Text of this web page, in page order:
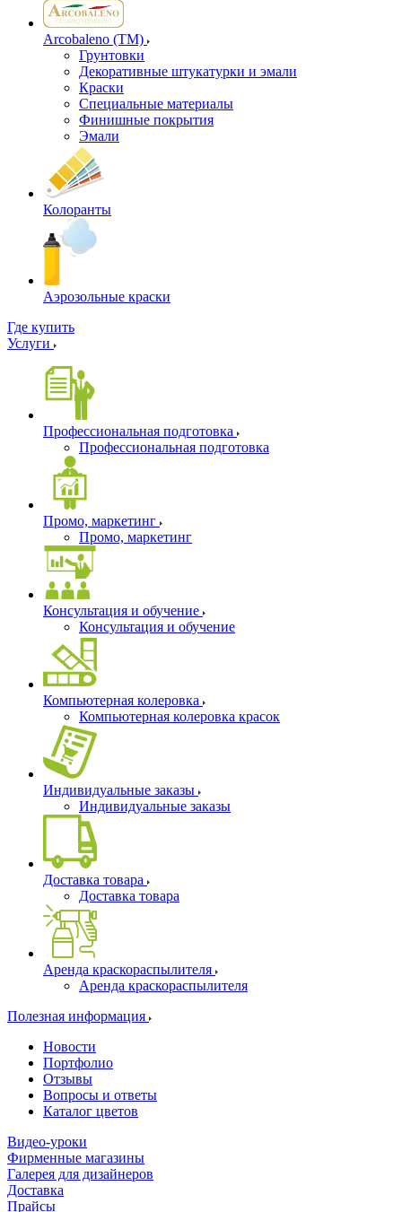
Arcobaleno (ТМ)
Грунтовки
Декоративные штукатурки и эмали
Краски
Специальные материалы
Финишные покрытия
Эмали
Колоранты
Аэрозольные краски
Где купить
Услуги
Профессиональная подготовка
Профессиональная подготовка
Промо, маркетинг
Промо, маркетинг
Консультация и обучение
Консультация и обучение
Компьютерная колеровка
Компьютерная колеровка красок
Индивидуальные заказы
Индивидуальные заказы
Доставка товара
Доставка товара
Аренда краскораспылителя
Аренда краскораспылителя
Полезная информация
Новости
Портфолио
Отзывы
Вопросы и ответы
Каталог цветов
Видео-уроки
Фирменные магазины
Галерея для дизайнеров
Доставка
Прайсы